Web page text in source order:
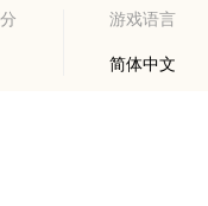
游戏语言
简体中文